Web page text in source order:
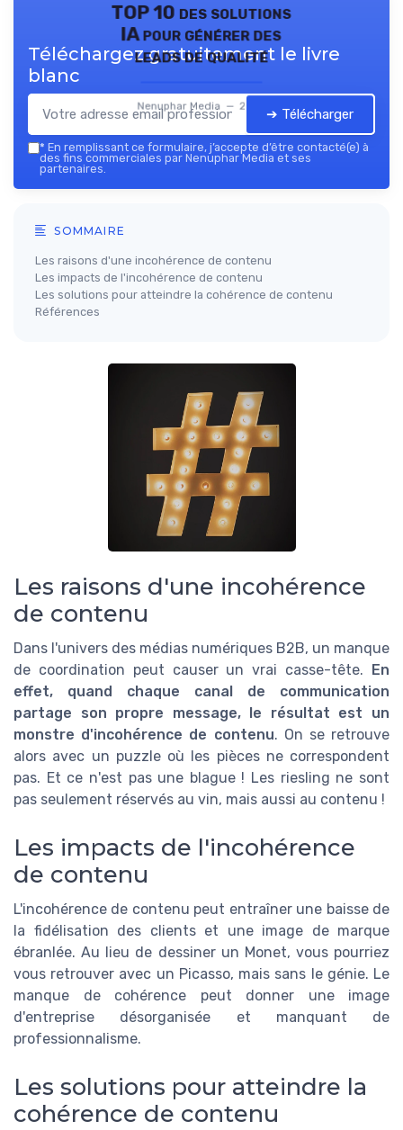
TOP 10 des solutions
IA pour générer des
leads de qualité
Nenuphar Media — 2026
Téléchargez gratuitement le livre
blanc
➔ Télécharger
* En remplissant ce formulaire, j’accepte d’être contacté(e) à
des fins commerciales par Nenuphar Media et ses
partenaires.
SOMMAIRE
Les raisons d'une incohérence de contenu
Les impacts de l'incohérence de contenu
Les solutions pour atteindre la cohérence de contenu
Références
Les raisons d'une incohérence
de contenu
Dans l'univers des médias numériques B2B, un manque
de coordination peut causer un vrai casse-tête. En
effet, quand chaque canal de communication
partage son propre message, le résultat est un
monstre d'incohérence de contenu. On se retrouve
alors avec un puzzle où les pièces ne correspondent
pas. Et ce n'est pas une blague ! Les riesling ne sont
pas seulement réservés au vin, mais aussi au contenu !
Les impacts de l'incohérence
de contenu
L'incohérence de contenu peut entraîner une baisse de
la fidélisation des clients et une image de marque
ébranlée. Au lieu de dessiner un Monet, vous pourriez
vous retrouver avec un Picasso, mais sans le génie. Le
manque de cohérence peut donner une image
d'entreprise désorganisée et manquant de
professionnalisme.
Les solutions pour atteindre la
cohérence de contenu